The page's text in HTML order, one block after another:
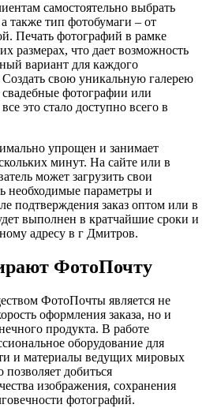
самостоятельно выбрать
также тип фотобумаги – от
Печать фотографий в рамке
размерах, что дает возможность
вариант для каждого
Создать свою уникальную галерею
свадебные фотографии или
это стало доступно всего в
упрощен и занимает
минут. На сайте или в
может загрузить свои
необходимые параметры и
подтверждения заказ оптом или в
выполнен в кратчайшие сроки и
адресу в г Дмитров.
ФотоПочту
ФотоПочты является не
оформления заказа, но и
продукта. В работе
оборудование для
и материалы ведущих мировых
добиться
изображения, сохранения
фотографий.